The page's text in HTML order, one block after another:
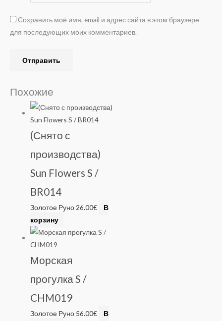
Сохранить моё имя, email и адрес сайта в этом браузере
для последующих моих комментариев.
Похожие
(Снято с
производства)
Sun Flowers S /
BR014
Золотое Руно 26.00€
В
корзину
Морская
прогулка S /
CHM019
Золотое Руно 56.00€
В